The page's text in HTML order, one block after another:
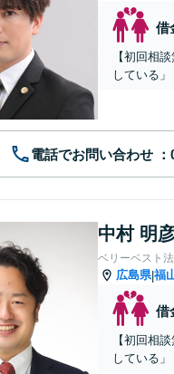
借
【初回相
している
電話でお問い合わせ
中村 明
ベリーベスト
広島県|福
借
【初回相
している